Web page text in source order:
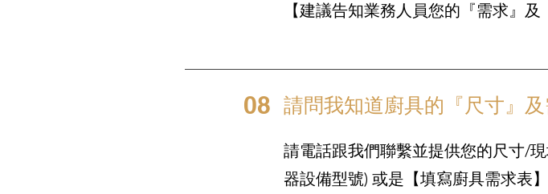
【建議告知業務人員您的『需求』及
08 請問我知道廚具的『尺寸』
請電話跟我們聯繫並提供您的尺寸/
器設備型號) 或是【填寫廚具需求表